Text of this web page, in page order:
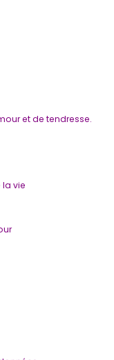
et de tendresse.
vie